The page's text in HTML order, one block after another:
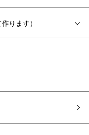
ります）